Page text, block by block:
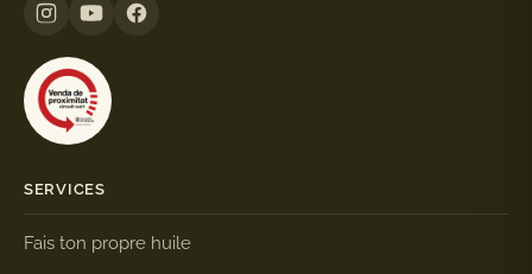
SERVICES
Fais ton propre huile